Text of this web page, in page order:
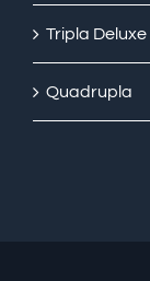
Tripla Deluxe
Quadrupla